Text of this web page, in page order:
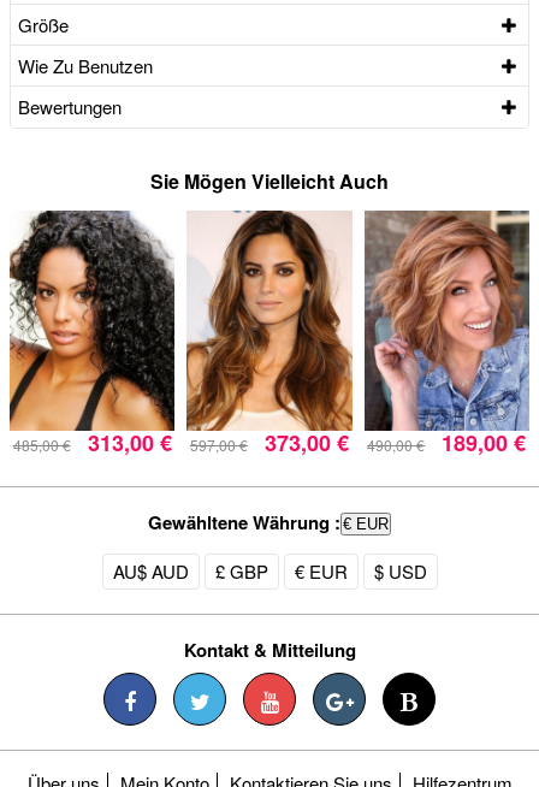
Größe
Wie Zu Benutzen
Bewertungen
Sie Mögen Vielleicht Auch
485,00 € 313,00 € 597,00 € 373,00 € 490,00 € 189,00 €
Gewähltene Währung : € EUR
AU$ AUD £ GBP € EUR $ USD
Kontakt & Mitteilung